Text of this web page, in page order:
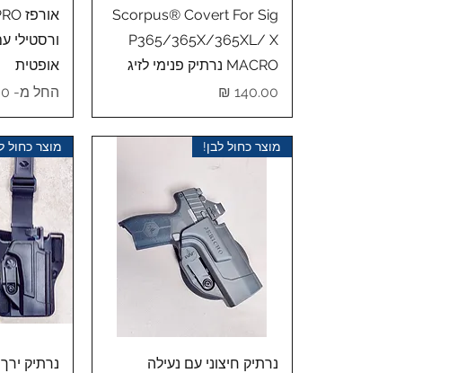
תצוגה מהירה
Scorpus® Covert For Sig
P365/365X/365XL/ X
MACRO נרתיק פנימי לזיג
מחיר
ורסטילי
אופטית
החל מ-
מחיר
תצוגה מהירה
מוצר כחול לבן!
נרתיק חיצוני עם נעילה
מוצר כחול
נרתיק